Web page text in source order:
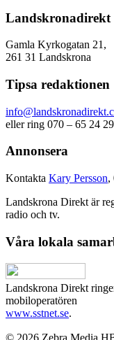
Landskronadirekt
Gamla Kyrkogatan 21,
261 31 Landskrona
Tipsa redaktionen
eller ring 070 – 65 24
Annonsera
Kontakta Kary Persson,
Landskrona Direkt är
radio och tv.
Våra lokala
Landskrona Direkt
mobiloperatören
www.sstnet.se.
© 2026 Zebra Media